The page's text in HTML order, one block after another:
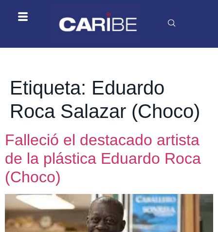
Etiqueta: Eduardo
Roca Salazar (Choco)
Falleció el destacado artista
de la plástica Eduardo Roca
(Choco)